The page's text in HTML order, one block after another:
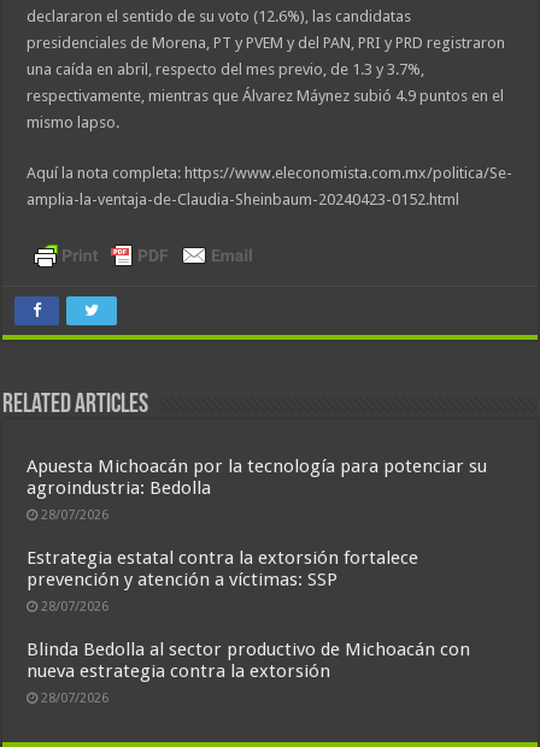
declararon el sentido de su voto (12.6%), las candidatas
presidenciales de Morena, PT y PVEM y del PAN, PRI y PRD registraron
una caída en abril, respecto del mes previo, de 1.3 y 3.7%,
respectivamente, mientras que Álvarez Máynez subió 4.9 puntos en el
mismo lapso.
Aquí la nota completa: https://www.eleconomista.com.mx/politica/Se-
amplia-la-ventaja-de-Claudia-Sheinbaum-20240423-0152.html
Related Articles
Apuesta Michoacán por la tecnología para potenciar su
agroindustria: Bedolla
28/07/2026
Estrategia estatal contra la extorsión fortalece
prevención y atención a víctimas: SSP
28/07/2026
Blinda Bedolla al sector productivo de Michoacán con
nueva estrategia contra la extorsión
28/07/2026